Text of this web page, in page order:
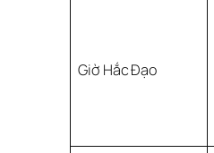
Giờ Hắc Đạo